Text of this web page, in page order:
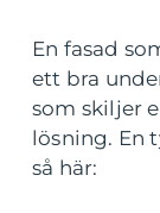
En fasad
ett bra
som skiljer
lösning. En
så här: